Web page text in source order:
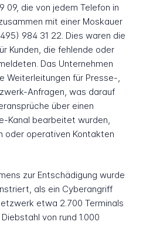
09, die von jedem Telefon in
mit einer Moskauer
984 31 22. Dies waren die
Kunden, die fehlende oder
Das Unternehmen
Weiterleitungen für Presse-,
Anfragen, was darauf
über einen
Kanal bearbeitet wurden,
oder operativen Kontakten
zur Entschädigung wurde
als ein Cyberangriff
etwa 2.700 Terminals
von rund 1.000